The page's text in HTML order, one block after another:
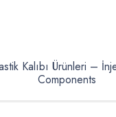
Kalıbı Ürünleri –
Components